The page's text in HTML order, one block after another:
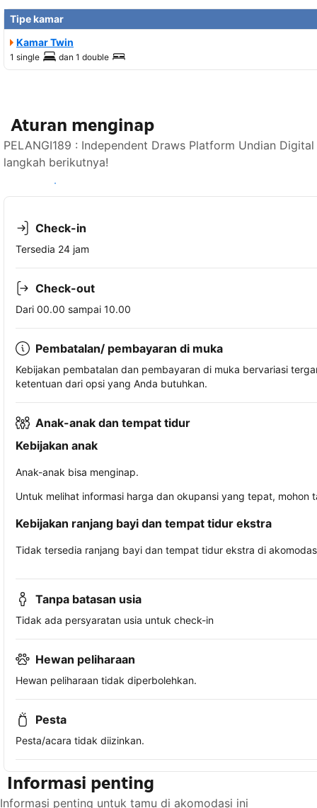
Tipe kamar
Kamar Twin
1 single dan 1 double
Aturan menginap
PELANGI189 : Independent Draws Platform Undian
langkah berikutnya!
Lihat ketersediaan
Check-in
Tersedia 24 jam
Check-out
Dari 00.00 sampai 10.00
Pembatalan/ pembayaran di muka
Kebijakan pembatalan dan pembayaran di muka bervariasi
ketentuan dari opsi yang Anda butuhkan.
Anak-anak dan tempat tidur
Kebijakan anak
Anak-anak bisa menginap.
Untuk melihat informasi harga dan okupansi yang tepat,
Kebijakan ranjang bayi dan tempat tidur ekstra
Tidak tersedia ranjang bayi dan tempat tidur ekstra di
Tanpa batasan usia
Tidak ada persyaratan usia untuk check-in
Hewan peliharaan
Hewan peliharaan tidak diperbolehkan.
Pesta
Pesta/acara tidak diizinkan.
Informasi penting
Informasi penting untuk tamu di akomodasi ini